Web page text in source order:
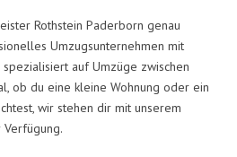
Rothstein Paderborn genau
Umzugsunternehmen mit
auf Umzüge zwischen
ob du eine kleine Wohnung oder ein
wir stehen dir mit unserem